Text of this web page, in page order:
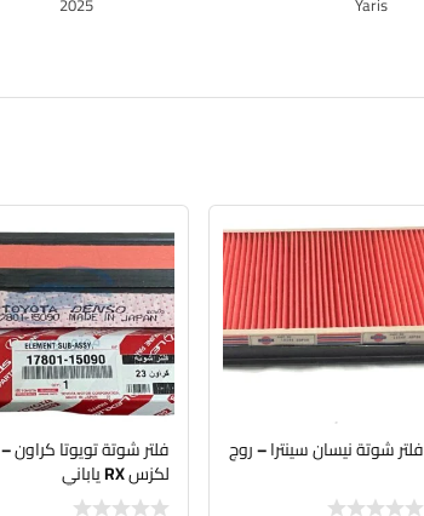
فلتر شوتة نيسان سينترا – روج فلتر شوتة تويوتا كراون –
لكزس RX ياباني